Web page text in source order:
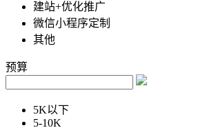
建站+优化推广
微信小程序定制
其他
预算
5K以下
5-10K